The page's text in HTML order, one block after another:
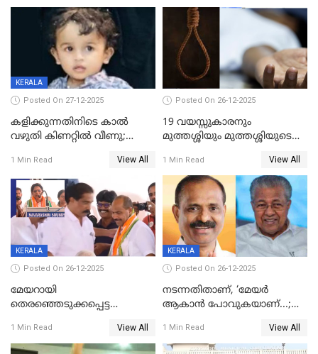
KERALA
Posted On 27-12-2025
കളിക്കുന്നതിനിടെ കാൽ
വഴുതി കിണറ്റിൽ വീണു;
ദാരുണാന്ത്യം
1 Min Read View All
Posted On 26-12-2025
19 വയസ്സുകാരനും
മുത്തശ്ശിയും മുത്തശ്ശിയുടെ
മരിച്ചനിലയിൽ
1 Min Read View All
KERALA
Posted On 26-12-2025
മേയറായി
തെരഞ്ഞെടുക്കപ്പെട്ട
ആദ്യ വോട്ട് അസാധു; കണ്ണൂർ
ഡെപ്യൂട്ടി മേയർ സ്ഥാനത്ത്
1 Min Read View All
KERALA
Posted On 26-12-2025
നടന്നതിതാണ്, ‘മേയർ
ആകാൻ പോവുകയാണ്...;
മുഖ്യമന്ത്രിയുടെ ഓഫീസ്
തന്നെ വിശദീകരിയ്ക്കുന്നു;
1 Min Read View All